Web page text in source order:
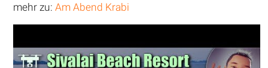
mehr zu:Am Abend Krabi